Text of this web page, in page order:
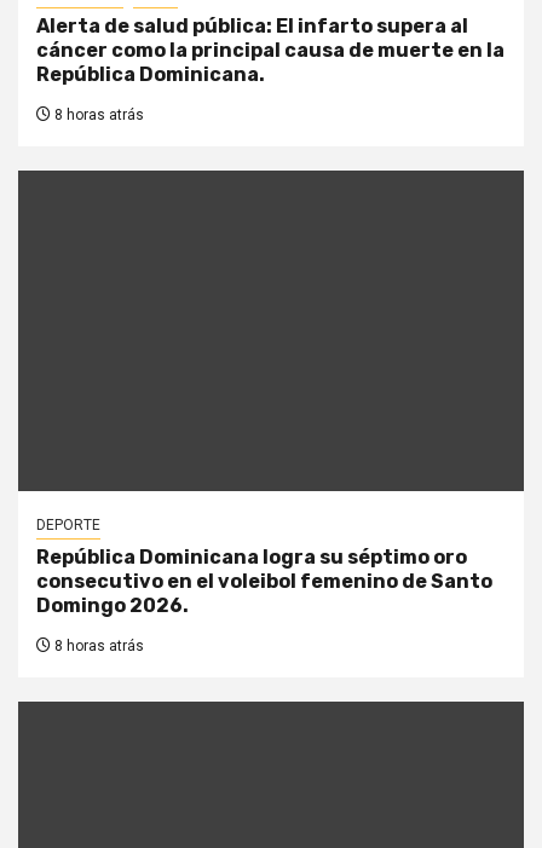
Alerta de salud pública: El infarto supera al
cáncer como la principal causa de muerte en la
República Dominicana.
8 horas atrás
DEPORTE
República Dominicana logra su séptimo oro
consecutivo en el voleibol femenino de Santo
Domingo 2026.
8 horas atrás